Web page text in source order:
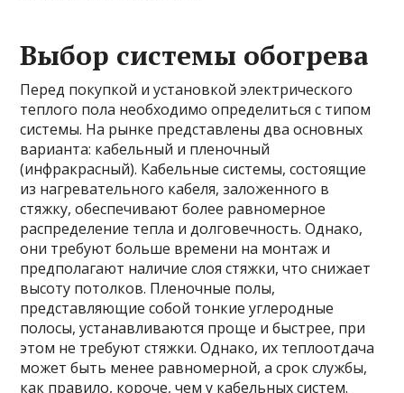
Выбор системы обогрева
Перед покупкой и установкой электрического
теплого пола необходимо определиться с типом
системы. На рынке представлены два основных
варианта: кабельный и пленочный
(инфракрасный). Кабельные системы, состоящие
из нагревательного кабеля, заложенного в
стяжку, обеспечивают более равномерное
распределение тепла и долговечность. Однако,
они требуют больше времени на монтаж и
предполагают наличие слоя стяжки, что снижает
высоту потолков. Пленочные полы,
представляющие собой тонкие углеродные
полосы, устанавливаются проще и быстрее, при
этом не требуют стяжки. Однако, их теплоотдача
может быть менее равномерной, а срок службы,
как правило, короче, чем у кабельных систем.